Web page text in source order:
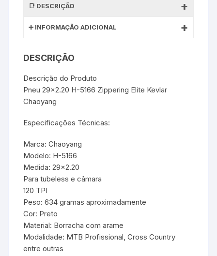
DESCRIÇÃO
INFORMAÇÃO ADICIONAL
DESCRIÇÃO
Descrição do Produto
Pneu 29×2.20 H-5166 Zippering Elite Kevlar
Chaoyang
Especificações Técnicas:
Marca: Chaoyang
Modelo: H-5166
Medida: 29×2.20
Para tubeless e câmara
120 TPI
Peso: 634 gramas aproximadamente
Cor: Preto
Material: Borracha com arame
Modalidade: MTB Profissional, Cross Country
entre outras